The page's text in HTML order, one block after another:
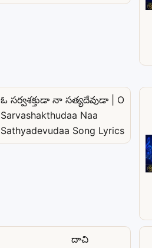
ఓ సర్వశక్తుడా నా సత్యదేవుడా | O
Sarvashakthudaa Naa
Sathyadevudaa Song Lyrics
దాచి